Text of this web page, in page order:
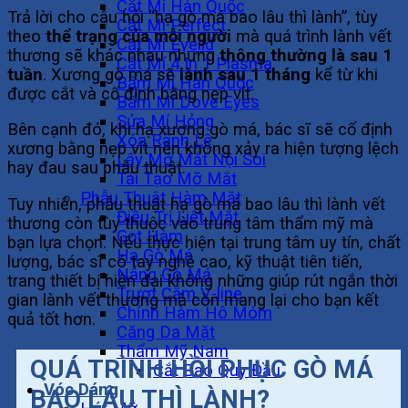
Cắt Mí Hàn Quốc
Cắt Mí Perfect
Cắt Mí Eyelid
Cắt Mí 4 In 1 Plasma
Bấm Mí Hàn Quốc
Bấm Mí Dove Eyes
Sửa Mí Hỏng
Xóa Rãnh Lệ
Lấy Mỡ Mắt Nội Soi
Tái Tạo Mỡ Mắt
Phẫu Thuật Hàm Mặt
Điều Trị Liệt Mặt
Gọt Hàm
Hạ Gò Má
Nâng Gò Má
Trượt Cằm V-line
Chỉnh Hàm Hô Móm
Căng Da Mặt
Thẩm Mỹ Nam
Cắt Bao Quy Đầu
Vóc Dáng
Trả lời cho câu hỏi “hạ gò má bao lâu thì lành”, tùy
theo thể trạng của mỗi người mà quá trình lành vết
thương sẽ khác nhau nhưngthông thường là sau 1
tuần. Xương gò má sẽlành sau 1 tháng kể từ khi
được cắt và cố định bằng nẹp vít.
Bên cạnh đó, khi hạ xương gò má, bác sĩ sẽ cố định
xương bằng nẹp vít nên không xảy ra hiện tượng lệch
hay đau sau phẫu thuật.
Tuy nhiên, phẫu thuật hạ gò má bao lâu thì lành vết
thương còn tùy thuộc vào trung tâm thẩm mỹ mà
bạn lựa chọn. Nếu thực hiện tại trung tâm uy tín, chất
lượng, bác sĩ có tay nghề cao, kỹ thuật tiên tiến,
trang thiết bị hiện đại không những giúp rút ngắn thời
gian lành vết thương mà còn mang lại cho bạn kết
quả tốt hơn.
QUÁ TRÌNH HỒI PHỤC GÒ MÁ
BAO LÂU THÌ LÀNH?